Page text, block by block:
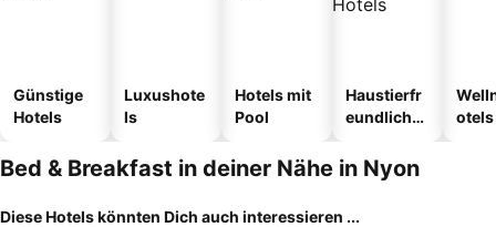
Günstige
Hotels
Luxushote
ls
Hotels mit
Pool
Haustierfr
eundliche
otels
Bed & Breakfast in deiner Nähe in Nyon
Diese Hotels könnten Dich auch interessieren ...